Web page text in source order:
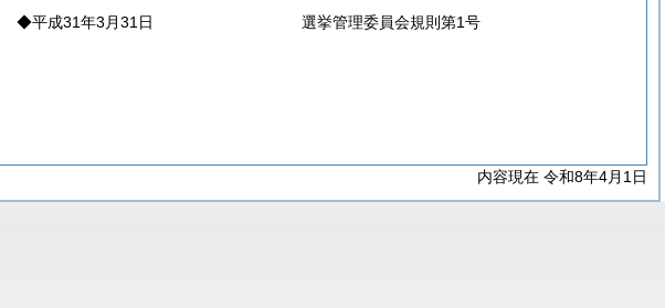
◆平成31年3月31日 選挙管理委員会規則第1号
内容現在 令和8年4月1日